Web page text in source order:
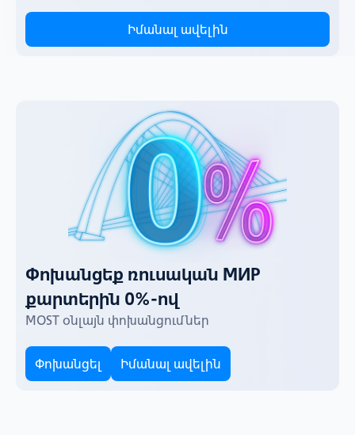
Իմանալ ավելին
Փոխանցեք ռուսական МИР
քարտերին 0%-ով
MOST օնլայն փոխանցումներ
Փոխանցել Իմանալ ավելին